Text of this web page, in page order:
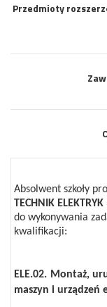
Przedmioty
Absolwent szkoły
TECHNIK
do wykonywania
kwalifikacji:
ELE.02. Montaż,
maszyn i urządzeń